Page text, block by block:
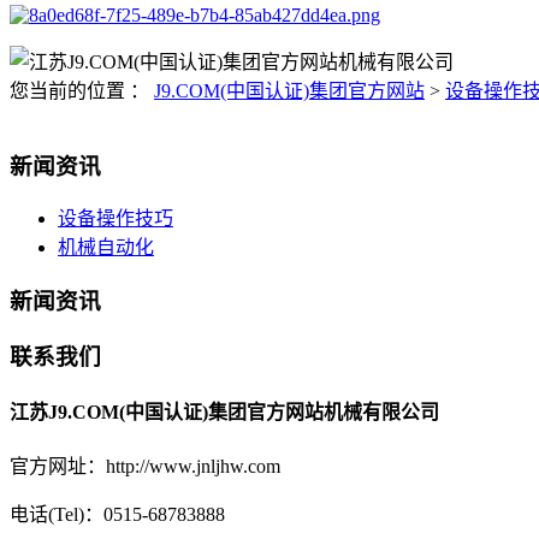
您当前的位置 ： J9.COM(中国认证)集团官方网站 > 设备操作
新闻资讯
设备操作技巧
机械自动化
新闻资讯
联系我们
江苏J9.COM(中国认证)集团官方网站机械有限公司
官方网址：http://www.jnljhw.com
电话(Tel)：0515-68783888